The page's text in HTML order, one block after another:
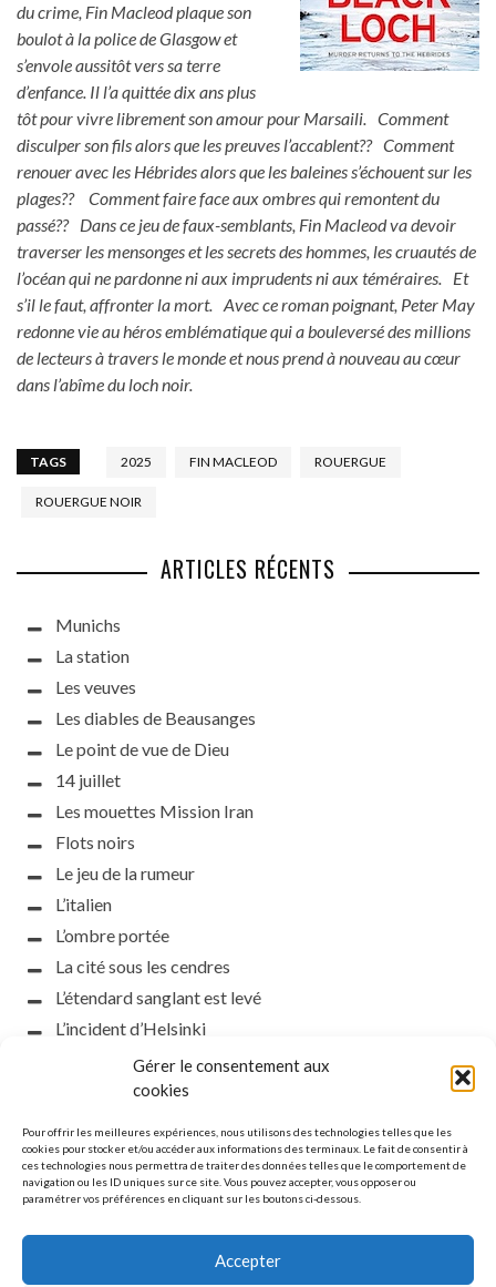
Gérer le consentement aux
cookies
Pour offrir les meilleures expériences, nous utilisons des technologies telles que les
cookies pour stocker et/ou accéder aux informations des terminaux. Le fait de consentir à
ces technologies nous permettra de traiter des données telles que le comportement de
navigation ou les ID uniques sur ce site. Vous pouvez accepter, vous opposer ou
paramétrer vos préférences en cliquant sur les boutons ci-dessous.
Accepter
du crime, Fin Macleod plaque son
boulot à la police de Glasgow et
s’envole aussitôt vers sa terre
d’enfance. Il l’a quittée dix ans plus
tôt pour vivre librement son amour pour Marsaili. Comment
disculper son fils alors que les preuves l’accablent?? Comment
renouer avec les Hébrides alors que les baleines s’échouent sur les
plages?? Comment faire face aux ombres qui remontent du
passé?? Dans ce jeu de faux-semblants, Fin Macleod va devoir
traverser les mensonges et les secrets des hommes, les cruautés de
l’océan qui ne pardonne ni aux imprudents ni aux téméraires. Et
s’il le faut, affronter la mort. Avec ce roman poignant, Peter May
redonne vie au héros emblématique qui a bouleversé des millions
de lecteurs à travers le monde et nous prend à nouveau au cœur
dans l’abîme du loch noir.
TAGS 2025 FIN MACLEOD ROUERGUE
ROUERGUE NOIR
ARTICLES RÉCENTS
Munichs
La station
Les veuves
Les diables de Beausanges
Le point de vue de Dieu
14 juillet
Les mouettes Mission Iran
Flots noirs
Le jeu de la rumeur
L’italien
L’ombre portée
La cité sous les cendres
L’étendard sanglant est levé
L’incident d’Helsinki
la petite fasciste
Toutes les nuances de la nuit
Que s’obscurcissent le soleil et la lumière
Le silence